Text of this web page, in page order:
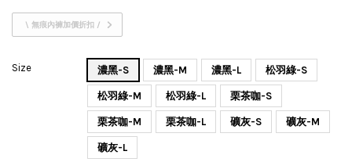
\ 無痕內褲加價折扣 /
Size 濃黑-S 濃黑-M 濃黑-L 松羽綠-S
松羽綠-M 松羽綠-L 栗茶咖-S
栗茶咖-M 栗茶咖-L 礦灰-S 礦灰-M
礦灰-L